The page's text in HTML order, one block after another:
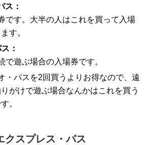
ス
です。大半の人はこれを買って入場
す。
で遊ぶ場合の入場券です。
・パスを2回買うよりお得なので、遠
がけで遊ぶ場合なんかはこれを買う
。
クスプレス・パス